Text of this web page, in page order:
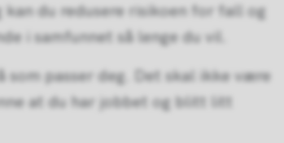
du redusere risikoen for fall og
i samfunnet så lenge du vil.
passer deg. Det skal ikke være
at du har jobbet og blitt litt